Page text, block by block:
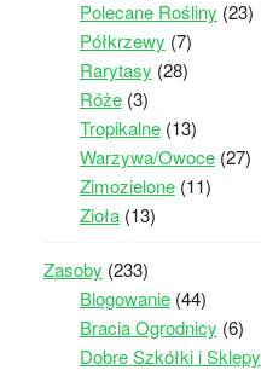
Polecane Rośliny (23)
Półkrzewy (7)
Rarytasy (28)
Róże(3)
Tropikalne(13)
Warzywa/Owoce(27)
Zimozielone(11)
Zioła(13)
Zasoby (233)
Blogowanie(44)
Bracia Ogrodnicy (6)
Dobre Szkółki i Sklepy